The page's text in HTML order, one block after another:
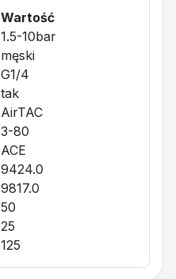
Wartość
1.5-10bar
męski
G1/4
tak
AirTAC
3-80
ACE
9424.0
9817.0
50
25
125